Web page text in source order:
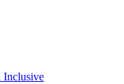
Inclusive